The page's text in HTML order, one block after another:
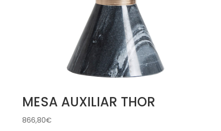
MESA AUXILIAR THOR
866,80€